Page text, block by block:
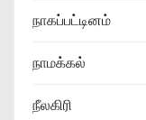
நாகப்பட்டினம்
நாமக்கல்
நீலகிரி